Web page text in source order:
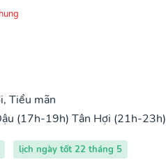
Tiểu mãn
(17h-19h) Tân Hợi (21h-23h)
lịch ngày tốt 22 tháng 5